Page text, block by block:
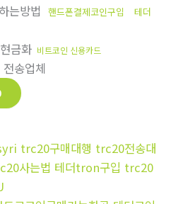
는방법 핸드폰결제코인구입
테더
금화 비트코인 신용카드
송업체
trc20구매대행 trc20전송대
사는법 테더tron구입 trc20